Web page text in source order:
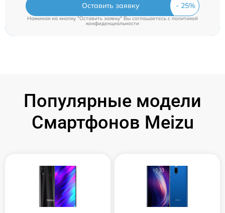
Оставить заявку
Нажимая на кнопку "Оставить заявку" Вы соглашаетесь cполитикой
конфиденциальности
Популярные модели
Смартфонов Meizu